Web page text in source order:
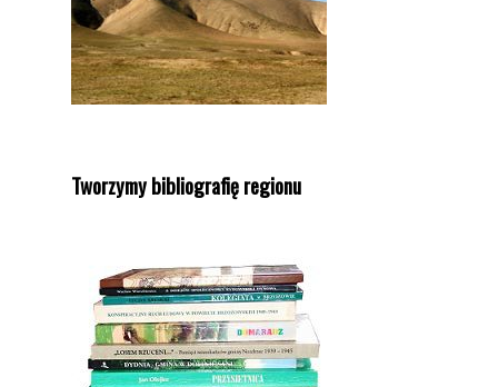
Tworzymy bibliografię regionu